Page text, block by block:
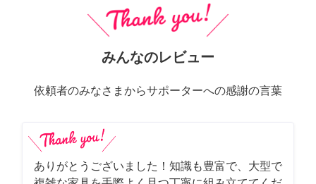
みんなのレビュー
依頼者のみなさまからサポーターへの感謝の言葉
ありがとうございました！知識も豊富で、大型で